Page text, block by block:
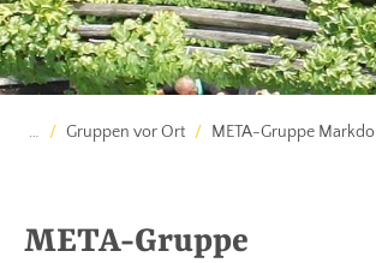
… Gruppen vor Ort META-Gruppe
META-Gruppe